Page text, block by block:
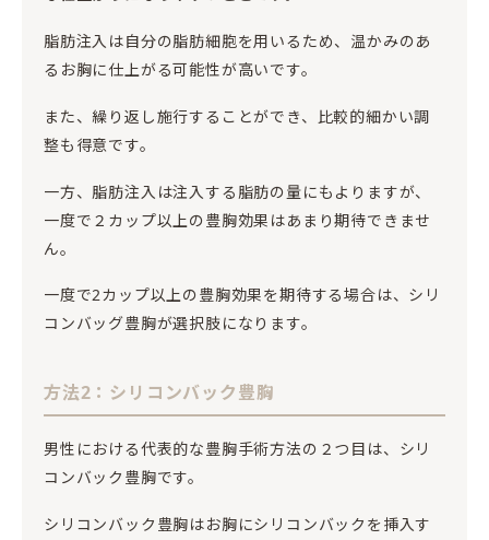
脂肪注入は自分の脂肪細胞を用いるため、温かみのあ
るお胸に仕上がる可能性が高いです。
また、繰り返し施行することができ、比較的細かい調
整も得意です。
一方、脂肪注入は注入する脂肪の量にもよりますが、
一度で２カップ以上の豊胸効果はあまり期待できませ
ん。
一度で2カップ以上の豊胸効果を期待する場合は、シリ
コンバッグ豊胸が選択肢になります。
方法2：シリコンバック豊胸
男性における代表的な豊胸手術方法の２つ目は、シリ
コンバック豊胸です。
シリコンバック豊胸はお胸にシリコンバックを挿入す